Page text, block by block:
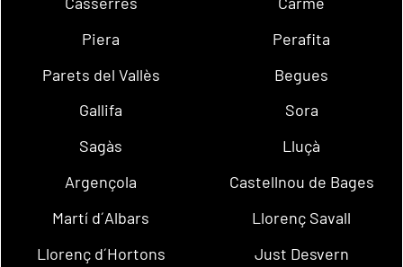
Piera
Perafita
Parets del Vallès
Begues
Gallifa
Sora
Sagàs
Lluçà
Argençola
Castellnou de Bages
Martí d´Albars
Llorenç Savall
Llorenç d´Hortons
Just Desvern